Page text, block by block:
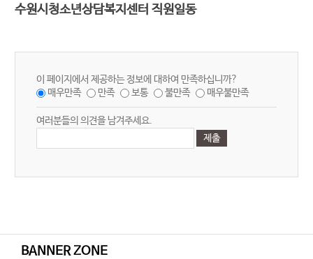
수원시청소년상담복지센터 직원일동
이 페이지에서 제공하는 정보에 대하여 만족하십니까?
매우만족
만족 보통 불만족 매우불만족
여러분들의 의견을 남겨주세요.
BANNER ZONE